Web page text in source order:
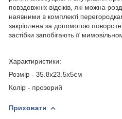
повздовжніх відсіків, які можна
наявними в комплекті
закріплена за допомогою
застібки запобігають її
Характиристики:
Розмір - 35.8х23.5х5см
Колір - прозорий
Приховати